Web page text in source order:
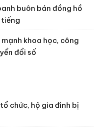
buôn bán đồng hồ
tiếng
khoa học, công
đổi số
chức, hộ gia đình bị